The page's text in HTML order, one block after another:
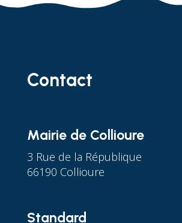
Contact
Mairie de Collioure
3 Rue de la République
66190 Collioure
Standard